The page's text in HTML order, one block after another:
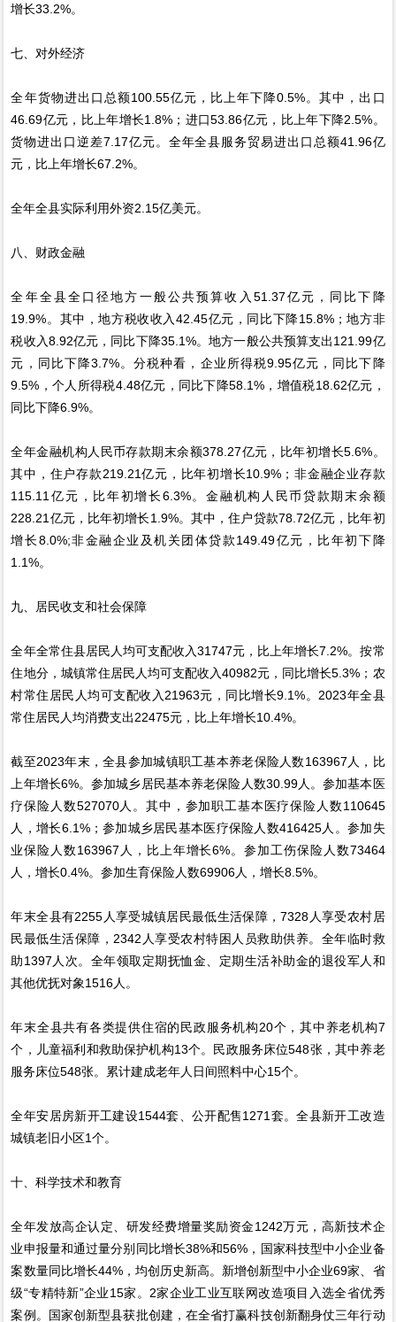
增长33.2%。
七、对外经济
全年货物进出口总额100.55亿元，比上年下降0.5%。其中，出口
46.69亿元，比上年增长1.8%；进口53.86亿元，比上年下降2.5%。
货物进出口逆差7.17亿元。全年全县服务贸易进出口总额41.96亿
元，比上年增长67.2%。
全年全县实际利用外资2.15亿美元。
八、财政金融
全年全县全口径地方一般公共预算收入51.37亿元，同比下降
19.9%。其中，地方税收收入42.45亿元，同比下降15.8%；地方非
税收入8.92亿元，同比下降35.1%。地方一般公共预算支出121.99亿
元，同比下降3.7%。分税种看，企业所得税9.95亿元，同比下降
9.5%，个人所得税4.48亿元，同比下降58.1%，增值税18.62亿元，
同比下降6.9%。
全年金融机构人民币存款期末余额378.27亿元，比年初增长5.6%。
其中，住户存款219.21亿元，比年初增长10.9%；非金融企业存款
115.11亿元，比年初增长6.3%。金融机构人民币贷款期末余额
228.21亿元，比年初增长1.9%。其中，住户贷款78.72亿元，比年初
增长8.0%;非金融企业及机关团体贷款149.49亿元，比年初下降
1.1%。
九、居民收支和社会保障
全年全常住县居民人均可支配收入31747元，比上年增长7.2%。按常
住地分，城镇常住居民人均可支配收入40982元，同比增长5.3%；农
村常住居民人均可支配收入21963元，同比增长9.1%。2023年全县
常住居民人均消费支出22475元，比上年增长10.4%。
截至2023年末，全县参加城镇职工基本养老保险人数163967人，比
上年增长6%。参加城乡居民基本养老保险人数30.99人。参加基本医
疗保险人数527070人。其中，参加职工基本医疗保险人数110645
人，增长6.1%；参加城乡居民基本医疗保险人数416425人。参加失
业保险人数163967人，比上年增长6%。参加工伤保险人数73464
人，增长0.4%。参加生育保险人数69906人，增长8.5%。
年末全县有2255人享受城镇居民最低生活保障，7328人享受农村居
民最低生活保障，2342人享受农村特困人员救助供养。全年临时救
助1397人次。全年领取定期抚恤金、定期生活补助金的退役军人和
其他优抚对象1516人。
年末全县共有各类提供住宿的民政服务机构20个，其中养老机构7
个，儿童福利和救助保护机构13个。民政服务床位548张，其中养老
服务床位548张。累计建成老年人日间照料中心15个。
全年安居房新开工建设1544套、公开配售1271套。全县新开工改造
城镇老旧小区1个。
十、科学技术和教育
全年发放高企认定、研发经费增量奖励资金1242万元，高新技术企
业申报量和通过量分别同比增长38%和56%，国家科技型中小企业备
案数量同比增长44%，均创历史新高。新增创新型中小企业69家、省
级“专精特新”企业15家。2家企业工业互联网改造项目入选全省优秀
案例。国家创新型县获批创建，在全省打赢科技创新翻身仗三年行动